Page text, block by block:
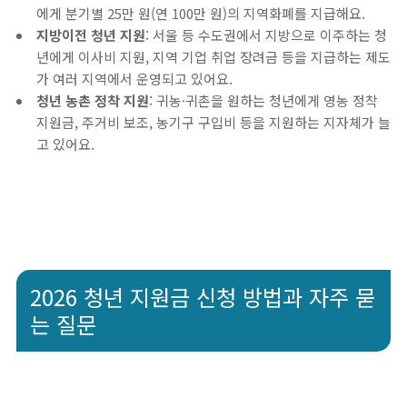
에게 분기별 25만 원(연 100만 원)의 지역화폐를 지급해요.
지방이전 청년 지원: 서울 등 수도권에서 지방으로 이주하는 청
년에게 이사비 지원, 지역 기업 취업 장려금 등을 지급하는 제도
가 여러 지역에서 운영되고 있어요.
청년 농촌 정착 지원: 귀농·귀촌을 원하는 청년에게 영농 정착
지원금, 주거비 보조, 농기구 구입비 등을 지원하는 지자체가 늘
고 있어요.
2026 청년 지원금 신청 방법과 자주 묻
는 질문